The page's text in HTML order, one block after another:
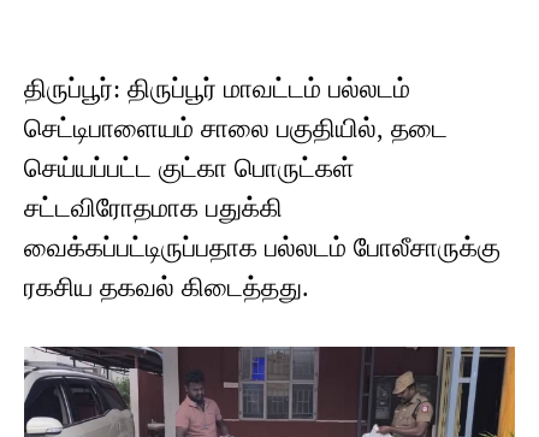
திருப்பூர்: திருப்பூர் மாவட்டம் பல்லடம்
செட்டிபாளையம் சாலை பகுதியில், தடை
செய்யப்பட்ட குட்கா பொருட்கள்
சட்டவிரோதமாக பதுக்கி
வைக்கப்பட்டிருப்பதாக பல்லடம் போலீசாருக்கு
ரகசிய தகவல் கிடைத்தது.